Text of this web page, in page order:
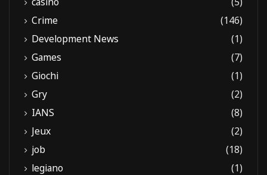
Crime
(146)
Development News
(1)
Games
(7)
Giochi
(1)
Gry
(2)
IANS
(8)
Jeux
(2)
job
(18)
legiano
(1)